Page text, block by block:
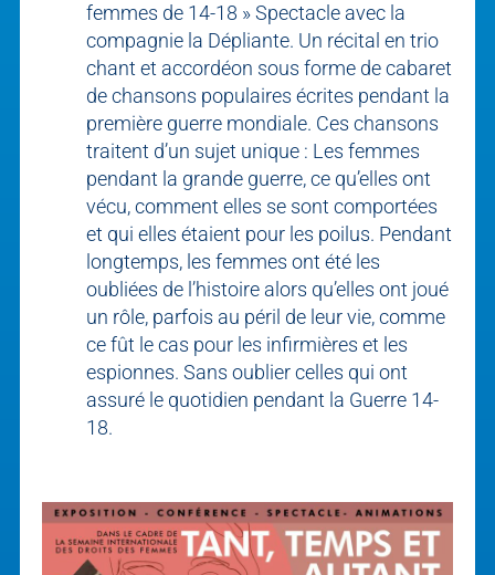
femmes de 14-18 » Spectacle avec la
compagnie la Dépliante. Un récital en trio
chant et accordéon sous forme de cabaret
de chansons populaires écrites pendant la
première guerre mondiale. Ces chansons
traitent d’un sujet unique : Les femmes
pendant la grande guerre, ce qu’elles ont
vécu, comment elles se sont comportées
et qui elles étaient pour les poilus. Pendant
longtemps, les femmes ont été les
oubliées de l’histoire alors qu’elles ont joué
un rôle, parfois au péril de leur vie, comme
ce fût le cas pour les infirmières et les
espionnes. Sans oublier celles qui ont
assuré le quotidien pendant la Guerre 14-
18.